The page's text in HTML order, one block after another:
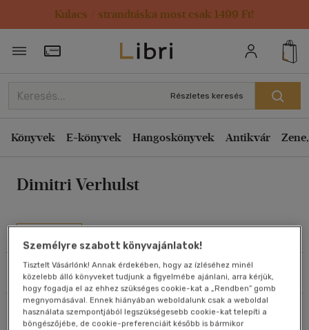
Kulacs / strandtáska most csak 1499 Ft!
Törzsvásárlói Kártya adatai
Részletes keresés
Könyvek E-könyvek Hangoskönyvek Antikvár
Dimitri Verhulst
Művei
Szűrés Rendezés
Rendezés
Kiadás éve szerint csökkenő
Ár szerint csökkenő
Eladott darabszám szerint csökkenő
Cím szerint A-Z
Szerző szerint A-Z
Megjelenítés
20 db / oldal
Összesen3db
Személyre szabott könyvajánlatok!
Tisztelt Vásárlónk! Annak érdekében, hogy az ízléséhez minél
közelebb álló könyveket tudjunk a figyelmébe ajánlani, arra kérjük,
hogy fogadja el az ehhez szükséges cookie-kat a „Rendben” gomb
megnyomásával. Ennek hiányában weboldalunk csak a weboldal
használata szempontjából legszükségesebb cookie-kat telepíti a
böngészőjébe, de cookie-preferenciáit később is bármikor